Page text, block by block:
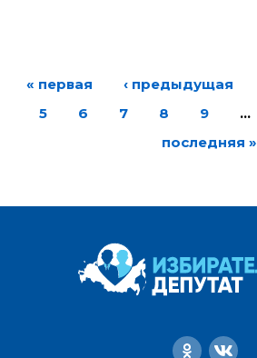
« первая ‹ предыдущая
5
6 7 8 9 …
последняя »